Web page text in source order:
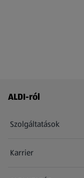
Láblécmenü - további
ALDI-ról
Szolgáltatások
Karrier
(új oldalon nyílik meg)